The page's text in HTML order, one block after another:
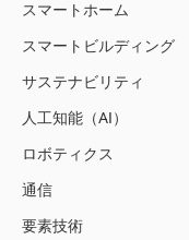
スマートホーム
スマートビルディング
サステナビリティ
人工知能（AI）
ロボティクス
通信
要素技術